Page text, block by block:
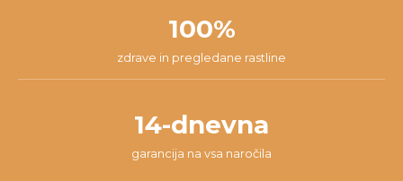
100%
zdrave in pregledane rastline
14-dnevna
garancija na vsa naročila